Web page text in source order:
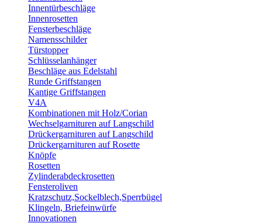
Innentürbeschläge
Innenrosetten
Fensterbeschläge
Namensschilder
Türstopper
Schlüsselanhänger
Beschläge aus Edelstahl
Runde Griffstangen
Kantige Griffstangen
V4A
Kombinationen mit Holz/Corian
Wechselgarnituren auf Langschild
Drückergarnituren auf Langschild
Drückergarnituren auf Rosette
Knöpfe
Rosetten
Zylinderabdeckrosetten
Fensteroliven
Kratzschutz,Sockelblech,Sperrbügel
Klingeln, Briefeinwürfe
Innovationen